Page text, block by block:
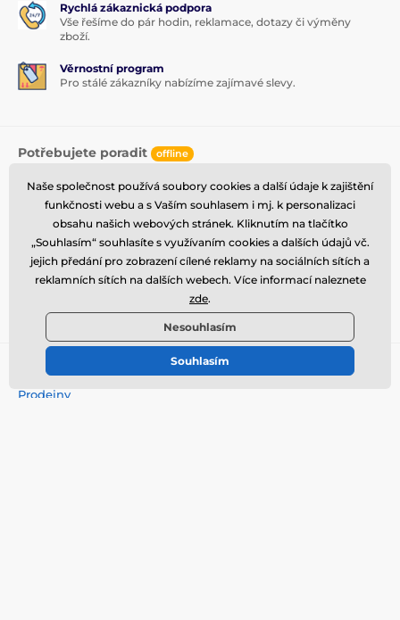
Rychlá zákaznická podpora
Vše řešíme do pár hodin, reklamace, dotazy či výměny
zboží.
Věrnostní program
Pro stálé zákazníky nabízíme zajímavé slevy.
Potřebujete poradit offline
+420 591 142 359
info@tvrzenaskla.eu
Kde nás najdete
Naše prodejny Čeština
Jsme také na: Facebook Instagram
Vše o nákupu
Prodejny
Naše společnost používá soubory cookies a další údaje k zajištění
funkčnosti webu a s Vaším souhlasem i mj. k personalizaci
obsahu našich webových stránek. Kliknutím na tlačítko
„Souhlasím“ souhlasíte s využívaním cookies a dalších údajů vč.
jejich předání pro zobrazení cílené reklamy na sociálních sítích a
reklamních sítích na dalších webech. Více informací naleznete
zde.
Nesouhlasím
Souhlasím